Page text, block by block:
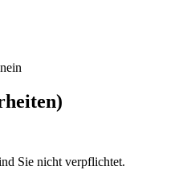
Sie nicht verpflichtet.